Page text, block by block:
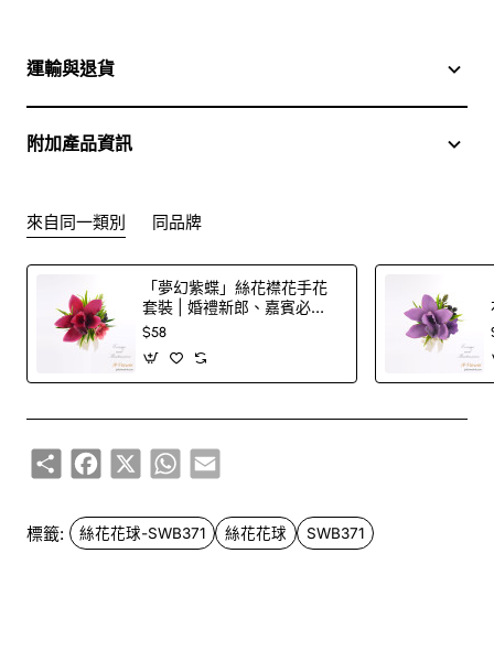
運輸與退貨
附加產品資訊
來自同一類別 同品牌
「夢幻紫蝶」絲花襟花手花
套裝 | 婚禮新郎、嘉賓必
備！
$58
ShareFacebook
X WhatsApp
Email
標籤: 絲花花球-SWB371 絲花花球 SWB371